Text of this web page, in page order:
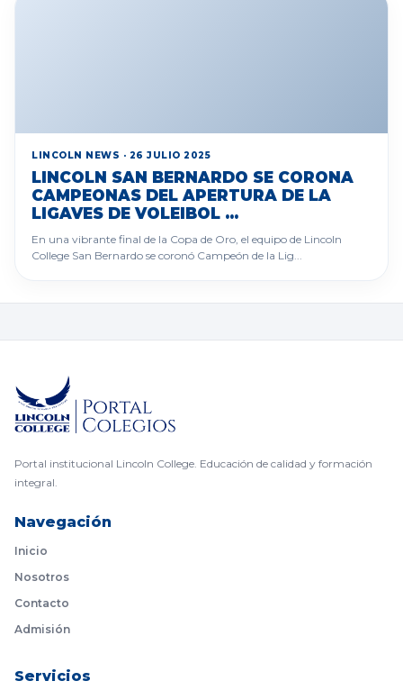
LINCOLN NEWS · 26 JULIO 2025
LINCOLN SAN BERNARDO SE CORONA
CAMPEONAS DEL APERTURA DE LA
LIGAVES DE VOLEIBOL ...
En una vibrante final de la Copa de Oro, el equipo de Lincoln
College San Bernardo se coronó Campeón de la Lig...
Portal institucional Lincoln College. Educación de calidad y formación
integral.
Navegación
Inicio
Nosotros
Contacto
Admisión
Servicios